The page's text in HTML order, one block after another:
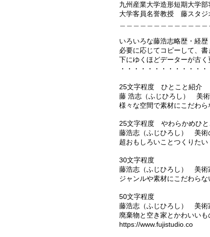
九州産業大学造形短期大学
大学客員名誉教授 藤スタ
いろいろな藤浩志略歴・経
必要に応じてコピーして、書
下にゆくほどデーターが古
・・・・・・・・・・・・・
25文字程度 ひとこと紹介
藤 浩志（ふじひろし） 美
様々な空間で素材にこだわ
25文字程度 やわらかめひと
藤浩志（ふじひろし） 美術
超おもしろいことつくりた
30文字程度
藤浩志（ふじひろし） 美
ジャンルや素材にこだわら
50文字程度
藤浩志（ふじひろし） 美術
廃棄物と空き家とかわいい
https://www.fujistudio.co